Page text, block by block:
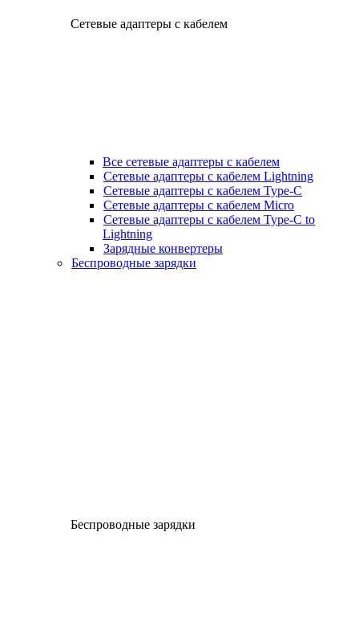
Сетевые адаптеры с кабелем
Все сетевые адаптеры с кабелем
Сетевые адаптеры с кабелем Lightning
Сетевые адаптеры с кабелем Type-C
Сетевые адаптеры с кабелем Micro
Сетевые адаптеры с кабелем Type-C to
Lightning
Зарядные конвертеры
Беспроводные зарядки
Беспроводные зарядки